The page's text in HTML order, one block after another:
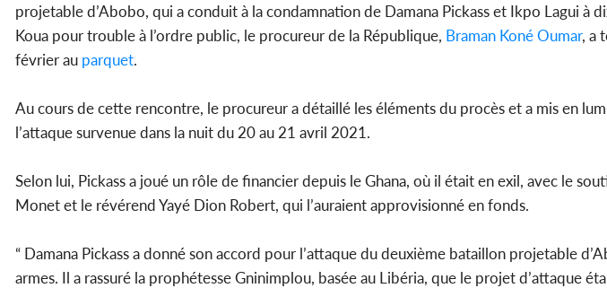
projetable d’Abobo, qui a conduit à la condamnation de Damana Pickass et Ikpo Lagui à
Koua pour trouble à l’ordre public, le procureur de la République, Braman Koné Oumar, a
février au parquet.
Au cours de cette rencontre, le procureur a détaillé les éléments du procès et a mis en
l’attaque survenue dans la nuit du 20 au 21 avril 2021.
Selon lui, Pickass a joué un rôle de financier depuis le Ghana, où il était en exil, avec le
Monet et le révérend Yayé Dion Robert, qui l’auraient approvisionné en fonds.
“ Damana Pickass a donné son accord pour l’attaque du deuxième bataillon projetable
armes. Il a rassuré la prophétesse Gninimplou, basée au Libéria, que le projet d’attaque